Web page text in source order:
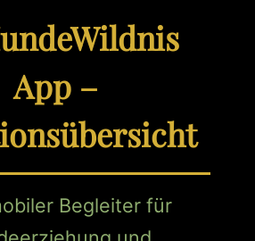
App –
Begleiter für